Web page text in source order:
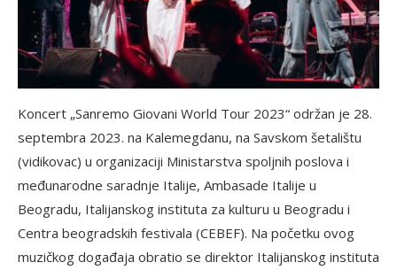
Koncert „Sanremo Giovani World Tour 2023“ održan je 28.
septembra 2023. na Kalemegdanu, na Savskom šetalištu
(vidikovac) u organizaciji Ministarstva spoljnih poslova i
međunarodne saradnje Italije, Ambasade Italije u
Beogradu, Italijanskog instituta za kulturu u Beogradu i
Centra beogradskih festivala (CEBEF). Na početku ovog
muzičkog događaja obratio se direktor Italijanskog instituta